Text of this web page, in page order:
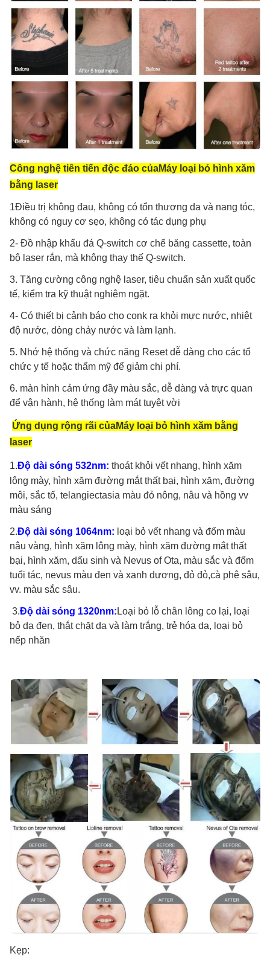
Công nghệ tiên tiến độc đáo củaMáy loại bỏ hình xăm
bằng laser
1Điều trị không đau, không có tổn thương da và nang tóc,
không có nguy cơ sẹo, không có tác dụng phụ
2- Đồ nhập khẩu đá Q-switch cơ chế băng cassette, toàn
bộ laser rắn, mà không thay thế Q-switch.
3. Tăng cường công nghệ laser, tiêu chuẩn sản xuất quốc
tế, kiểm tra kỹ thuật nghiêm ngặt.
4- Có thiết bị cảnh báo cho conk ra khỏi mực nước, nhiệt
độ nước, dòng chảy nước và làm lạnh.
5. Nhớ hệ thống và chức năng Reset dễ dàng cho các tổ
chức y tế hoặc thẩm mỹ để giảm chi phí.
6. màn hình cảm ứng đầy màu sắc, dễ dàng và trực quan
để vận hành, hệ thống làm mát tuyệt vời
Ứng dụng rộng rãi củaMáy loại bỏ hình xăm bằng
laser
1.Độ dài sóng 532nm: thoát khỏi vết nhang, hình xăm
lông mày, hình xăm đường mắt thất bại, hình xăm, đường
môi, sắc tố, telangiectasia màu đỏ nông, nâu và hồng vv
màu sáng
2.Độ dài sóng 1064nm: loại bỏ vết nhang và đốm màu
nâu vàng, hình xăm lông mày, hình xăm đường mắt thất
bại, hình xăm, dấu sinh và Nevus of Ota, màu sắc và đốm
tuổi tác, nevus màu đen và xanh dương, đỏ đỏ,cà phê sâu,
vv. màu sắc sâu.
3.Độ dài sóng 1320nm: Loại bỏ lỗ chân lông co lại, loại
bỏ da đen, thắt chặt da và làm trắng, trẻ hóa da, loại bỏ
nếp nhăn
Kẹp: